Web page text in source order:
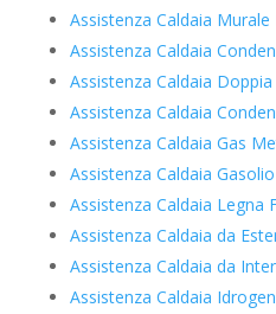
Assistenza Caldaia Murale
Assistenza Caldaia
Assistenza Caldaia
Assistenza Caldaia
Assistenza Caldaia Gas
Assistenza Caldaia
Assistenza Caldaia Legna
Assistenza Caldaia da
Assistenza Caldaia da
Assistenza Caldaia